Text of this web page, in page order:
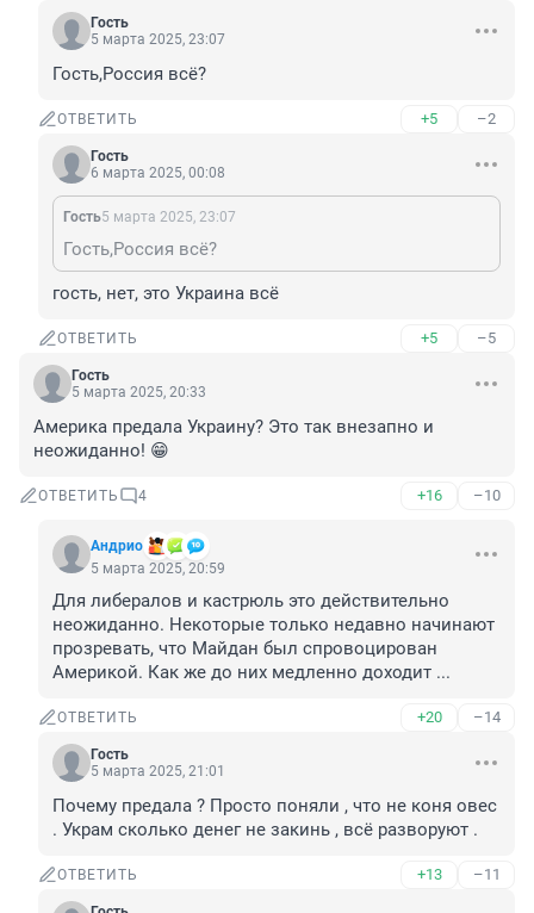
Гость
5 марта 2025, 23:07
Гость,Россия всё?
ОТВЕТИТЬ +5 –2
Гость
6 марта 2025, 00:08
Гость5 марта 2025, 23:07
Гость,Россия всё?
гость, нет, это Украина всё
ОТВЕТИТЬ +5 –5
Гость
5 марта 2025, 20:33
Америка предала Украину? Это так внезапно и
неожиданно! 😁
ОТВЕТИТЬ 4 +16 –10
Андрио
5 марта 2025, 20:59
Для либералов и кастрюль это действительно
неожиданно. Некоторые только недавно начинают
прозревать, что Майдан был спровоцирован
Америкой. Как же до них медленно доходит ...
ОТВЕТИТЬ +20 –14
Гость
5 марта 2025, 21:01
Почему предала ? Просто поняли , что не коня овес
. Украм сколько денег не закинь , всё разворуют .
ОТВЕТИТЬ +13 –11